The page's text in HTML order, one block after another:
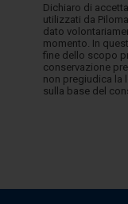
Dichiaro di
utilizzati da
dato
momento. In
fine dello scopo
conservazione
non pregiudica la
sulla base del